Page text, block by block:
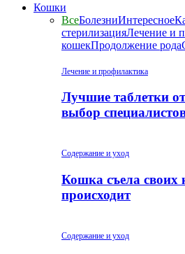
Кошки
ВсеБолезниИнтересное
стерилизацияЛечение и
кошекПродолжение рода
Лечение и профилактика
Лучшие таблетки
выбор
Содержание и уход
Кошка съела своих
происходит
Содержание и уход